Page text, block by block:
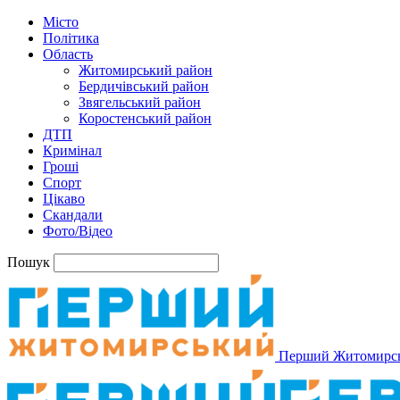
Місто
Політика
Область
Житомирський район
Бердичівський район
Звягельський район
Коростенський район
ДТП
Кримінал
Гроші
Спорт
Цікаво
Скандали
Фото/Відео
Пошук
Перший